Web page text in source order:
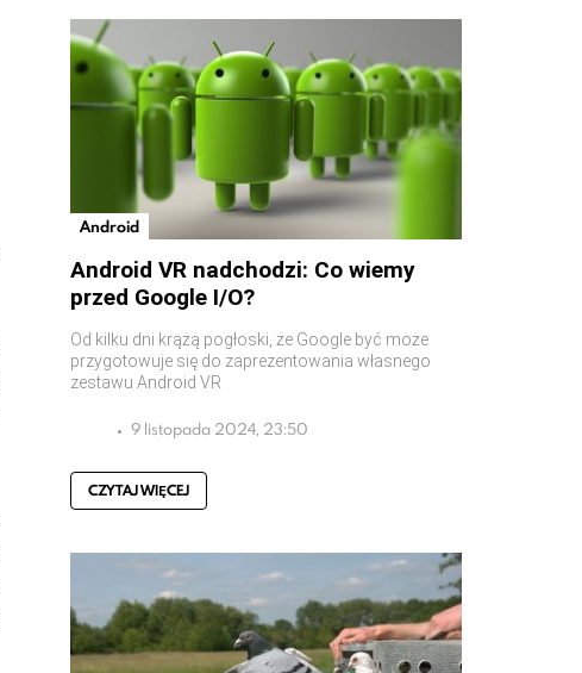
Android
Android VR nadchodzi: Co wiemy
przed Google I/O?
Od kilku dni krążą pogłoski, że Google być może
przygotowuje się do zaprezentowania własnego
zestawu Android VR
9 listopada 2024, 23:50
CZYTAJ WIĘCEJ